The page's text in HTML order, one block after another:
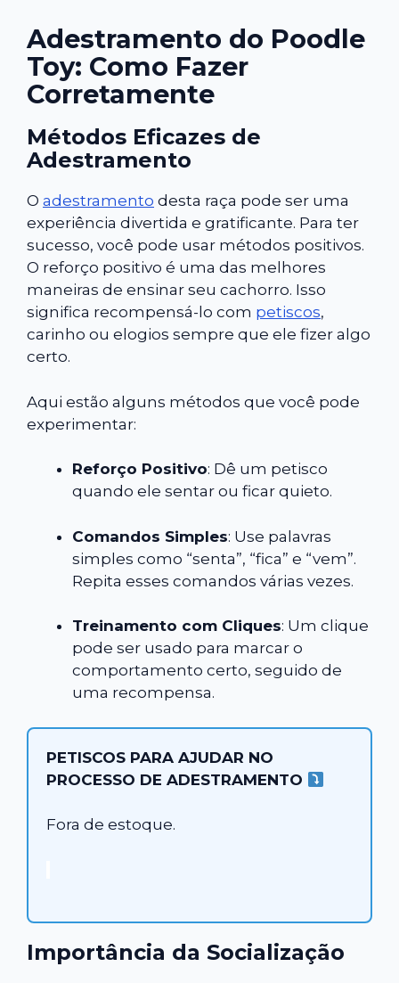
Adestramento do Poodle
Toy: Como Fazer
Corretamente
Métodos Eficazes de
Adestramento
O adestramento desta raça pode ser uma
experiência divertida e gratificante. Para ter
sucesso, você pode usar métodos positivos.
O reforço positivo é uma das melhores
maneiras de ensinar seu cachorro. Isso
significa recompensá-lo com petiscos,
carinho ou elogios sempre que ele fizer algo
certo.
Aqui estão alguns métodos que você pode
experimentar:
Reforço Positivo: Dê um petisco
quando ele sentar ou ficar quieto.
Comandos Simples: Use palavras
simples como “senta”, “fica” e “vem”.
Repita esses comandos várias vezes.
Treinamento com Cliques: Um clique
pode ser usado para marcar o
comportamento certo, seguido de
uma recompensa.
PETISCOS PARA AJUDAR NO
PROCESSO DE ADESTRAMENTO
Fora de estoque.
Importância da Socialização